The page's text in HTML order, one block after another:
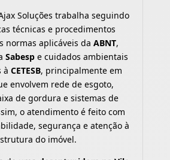
Soluções trabalha seguindo
técnicas e procedimentos
normas aplicáveis daABNT,
Sabespe cuidados ambientais
à CETESB, principalmente em
envolvem rede de esgoto,
de gordura e sistemas de
o atendimento é feito com
segurança e atenção à
do imóvel.